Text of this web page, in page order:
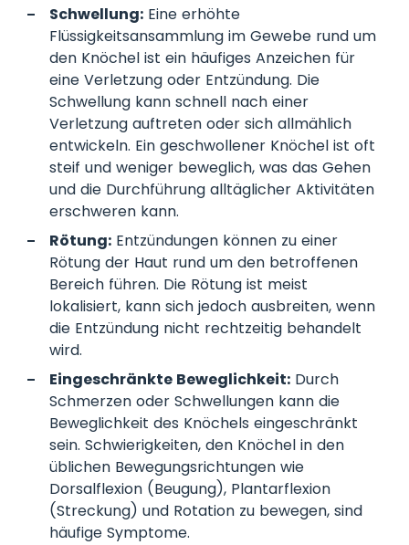
Schwellung: Eine erhöhte
Flüssigkeitsansammlung im Gewebe rund um
den Knöchel ist ein häufiges Anzeichen für
eine Verletzung oder Entzündung. Die
Schwellung kann schnell nach einer
Verletzung auftreten oder sich allmählich
entwickeln. Ein geschwollener Knöchel ist oft
steif und weniger beweglich, was das Gehen
und die Durchführung alltäglicher Aktivitäten
erschweren kann.
Rötung: Entzündungen können zu einer
Rötung der Haut rund um den betroffenen
Bereich führen. Die Rötung ist meist
lokalisiert, kann sich jedoch ausbreiten, wenn
die Entzündung nicht rechtzeitig behandelt
wird.
Eingeschränkte Beweglichkeit: Durch
Schmerzen oder Schwellungen kann die
Beweglichkeit des Knöchels eingeschränkt
sein. Schwierigkeiten, den Knöchel in den
üblichen Bewegungsrichtungen wie
Dorsalflexion (Beugung), Plantarflexion
(Streckung) und Rotation zu bewegen, sind
häufige Symptome.